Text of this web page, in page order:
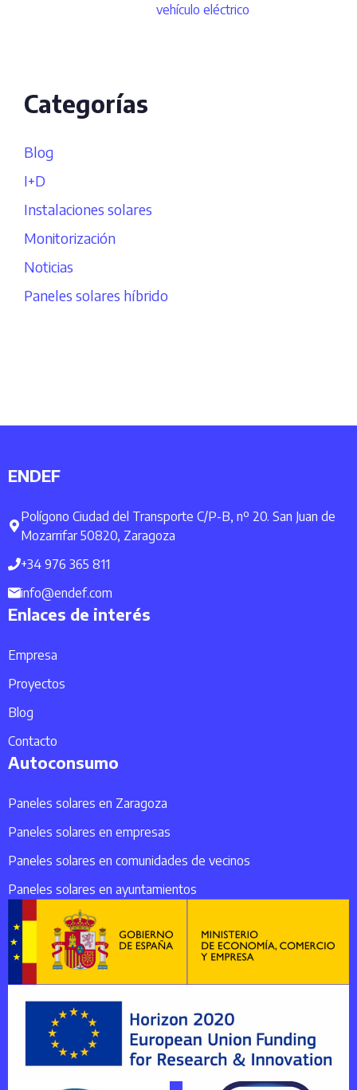
vehículo eléctrico
Categorías
Blog
I+D
Instalaciones solares
Monitorización
Noticias
Paneles solares híbrido
ENDEF
Polígono Ciudad del Transporte C/P-B, nº 20. San Juan de
Mozarrifar 50820, Zaragoza
+34 976 365 811
info@endef.com
Enlaces de interés
Empresa
Proyectos
Blog
Contacto
Autoconsumo
Paneles solares en Zaragoza
Paneles solares en empresas
Paneles solares en comunidades de vecinos
Paneles solares en ayuntamientos